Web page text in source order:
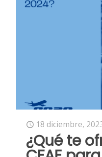
18 diciembre,
¿Qué te